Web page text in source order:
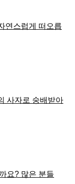
연스럽게 떠오릅
사자로 숭배받아
요? 많은 분들